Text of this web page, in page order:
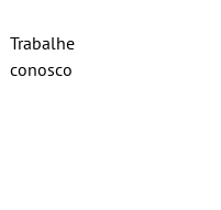
Trabalhe
conosco